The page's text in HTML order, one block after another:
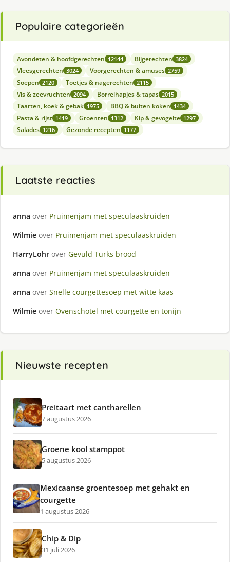
Populaire categorieën
Avondeten & hoofdgerechten 12144 Bijgerechten 3824
Vleesgerechten 3024 Voorgerechten & amuses 2759
Soepen 2120 Toetjes & nagerechten 2115
Vis & zeevruchten 2094 Borrelhapjes & tapas 2015
Taarten, koek & gebak 1975 BBQ & buiten koken 1434
Pasta & rijst 1419 Groenten 1312 Kip & gevogelte 1297
Salades 1216 Gezonde recepten 1177
Laatste reacties
anna over Pruimenjam met speculaaskruiden
Wilmie over Pruimenjam met speculaaskruiden
HarryLohr over Gevuld Turks brood
anna over Pruimenjam met speculaaskruiden
anna over Snelle courgettesoep met witte kaas
Wilmie over Ovenschotel met courgette en tonijn
Nieuwste recepten
Preitaart met cantharellen
7 augustus 2026
Groene kool stamppot
5 augustus 2026
Mexicaanse groentesoep met gehakt en
courgette
1 augustus 2026
Chip & Dip
31 juli 2026